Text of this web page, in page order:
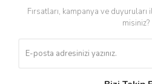
Fırsatları, kampanya ve
misiniz?